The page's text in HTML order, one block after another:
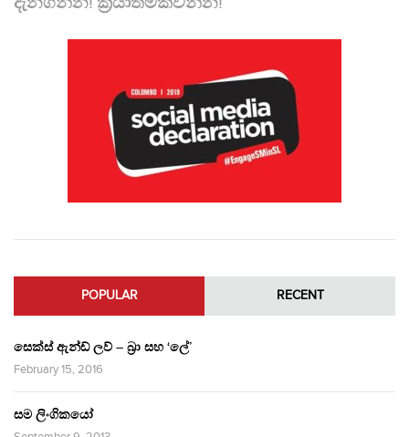
POPULAR RECENT
සෙක්ස් ඇන්ඩ් ලව් – බ්‍රා සහ ‘ලේ’
February 15, 2016
සම ලිංගිකයෝ